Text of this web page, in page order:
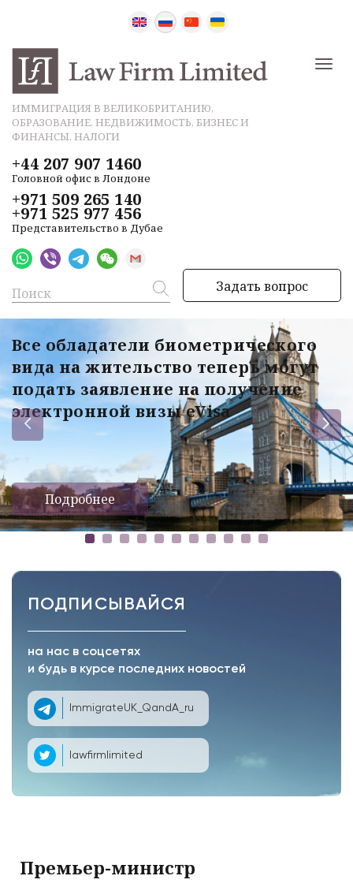
ИММИГРАЦИЯ В ВЕЛИКОБРИТАНИЮ,
ОБРАЗОВАНИЕ, НЕДВИЖИМОСТЬ, БИЗНЕС И
ФИНАНСЫ, НАЛОГИ
+44 207 907 1460
Головной офис в Лондоне
+971 509 265 140
+971 525 977 456
Представительство в Дубае
Задать вопрос
Все обладатели биометрического
вида на жительство теперь могут
подать заявление на получение
электронной визы eVisa
Подробнее
ПОДПИСЫВАЙСЯ
на нас в соцсетях
и будь в курсе последних новостей
ImmigrateUK_QandA_ru
lawfirmlimited
Премьер-министр